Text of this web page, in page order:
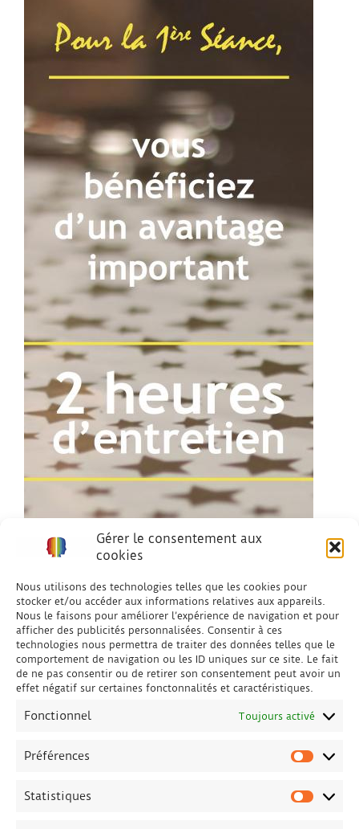
Gérer le consentement aux
cookies
Nous utilisons des technologies telles que les cookies pour
stocker et/ou accéder aux informations relatives aux appareils.
Nous le faisons pour améliorer l’expérience de navigation et pour
afficher des publicités personnalisées. Consentir à ces
technologies nous permettra de traiter des données telles que le
comportement de navigation ou les ID uniques sur ce site. Le fait
de ne pas consentir ou de retirer son consentement peut avoir un
effet négatif sur certaines fonctonnalités et caractéristiques.
Fonctionnel Toujours activé
Préférences
Statistiques